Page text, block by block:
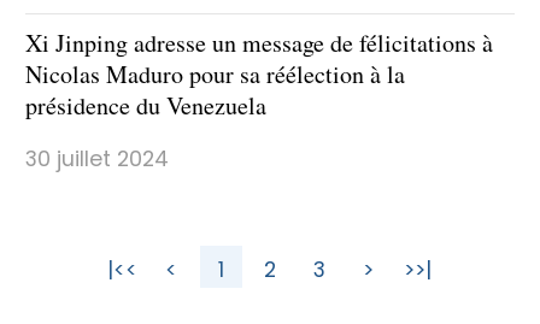
Xi Jinping adresse un message de félicitations à
Nicolas Maduro pour sa réélection à la
présidence du Venezuela
30 juillet 2024
|<< < 1 2 3 > >>|